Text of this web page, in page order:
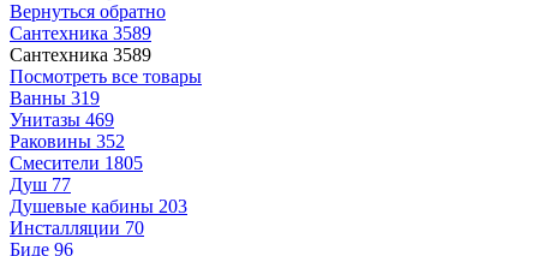
Вернуться обратно
Сантехника 3589
Сантехника 3589
Посмотреть все товары
Ванны 319
Унитазы 469
Раковины 352
Смесители 1805
Душ 77
Душевые кабины 203
Инсталляции 70
Биде 96